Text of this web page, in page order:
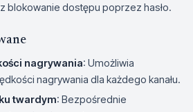
blokowanie dostępu poprzez hasło.
nagrywania: Umożliwia
nagrywania dla każdego kanału.
twardym: Bezpośrednie